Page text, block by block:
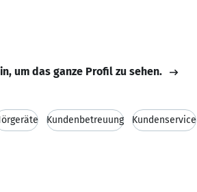
um das ganze Profil zu sehen.
Kundenbetreuung Kundenservice